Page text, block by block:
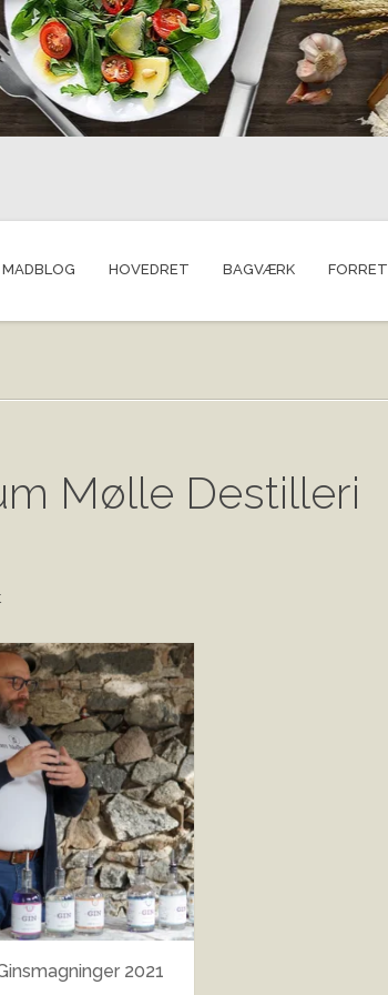
MADBLOG HOVEDRET BAGVÆRK FORRET
Mølle Destilleri
2021